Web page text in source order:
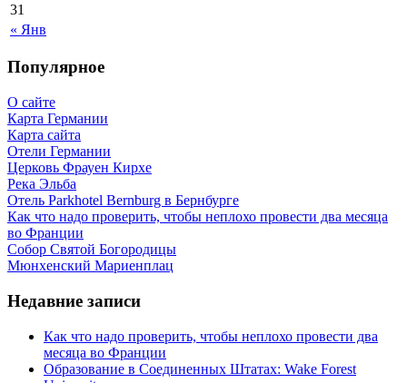
« Янв
31
Популярное
О сайте
Карта Германии
Карта сайта
Отели Германии
Церковь Фрауен Кирхе
Река Эльба
Отель Parkhotel Bernburg в Бернбурге
Как что надо проверить, чтобы неплохо провести два месяца
во Франции
Собор Святой Богородицы
Мюнхенский Мариенплац
Недавние записи
Как что надо проверить, чтобы неплохо провести два
месяца во Франции
Образование в Соединенных Штатах: Wake Forest